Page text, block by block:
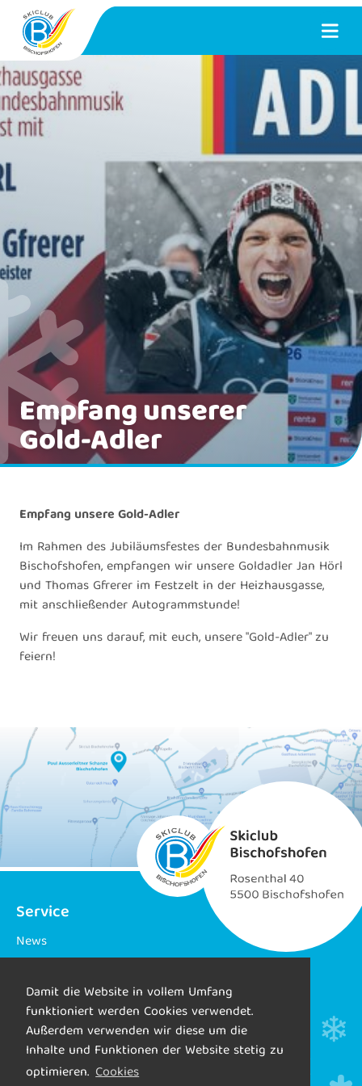
Damit die Website in vollem Umfang
funktioniert werden Cookies verwendet.
Außerdem verwenden wir diese um die
Inhalte und Funktionen der Website stetig zu
optimieren. Cookies
Empfang unserer
Gold-Adler
Empfang unsere Gold-Adler
Im Rahmen des Jubiläumsfestes der Bundesbahnmusik
Bischofshofen, empfangen wir unsere Goldadler Jan Hörl
und Thomas Gfrerer im Festzelt in der Heizhausgasse,
mit anschließender Autogrammstunde!
Wir freuen uns darauf, mit euch, unsere "Gold-Adler" zu
feiern!
Service
News
Ergebnisse
Trainingsbetrieb
Webcam
Galerie